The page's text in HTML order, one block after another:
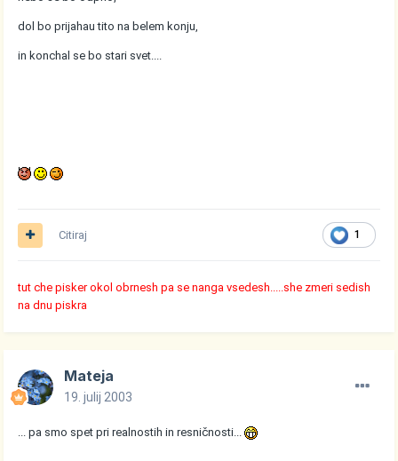
dol bo prijahau tito na belem konju,
in konchal se bo stari svet....
1
Citiraj
tut che pisker okol obrnesh pa se nanga vsedesh.....she zmeri sedish
na dnu piskra
Mateja
19. julij 2003
... pa smo spet pri realnostih in resničnosti...